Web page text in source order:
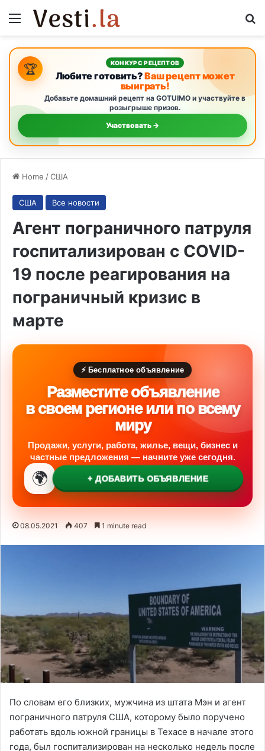
Menu
🏆 КОНКУРС РЕЦЕПТОВ
Любите готовить?Ваш рецепт может
выиграть!
Добавьте домашний рецепт на GOTUIMO и участвуйте в
розыгрыше призов.
Участвовать →
Home /США
США Все новости
Агент пограничного патруля
госпитализирован с COVID-
19 после реагирования на
пограничный кризис в
марте
⚡ Бесплатное объявление
Разместите объявление
в своем регионе или по всему
миру
Продажи, услуги, работа, жилье, вещи, бизнес и
частные предложения — начните уже сегодня.
🌍 + ДОБАВИТЬ ОБЪЯВЛЕНИЕ
08.05.2021 407 1 minute read
По словам его близких, мужчина из штата Мэн и агент
пограничного патруля США, которому было поручено
работать вдоль южной границы в Техасе в начале этого
года, был госпитализирован на несколько недель после